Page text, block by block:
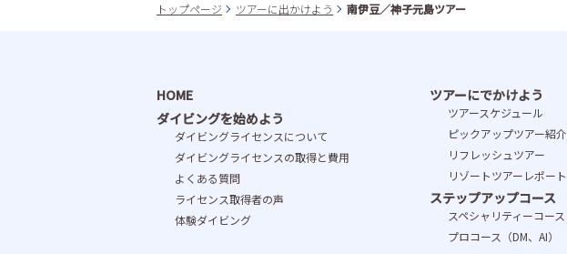
トップページ ツアーに出かけよう 南伊豆／神子元島ツアー
HOME
ダイビングを始めよう
ダイビングライセンスについて
ダイビングライセンスの取得と費⽤
よくある質問
ライセンス取得者の声
体験ダイビング
ツアーにでかけよう
ツアースケジュール
ピックアップツアー紹介
リフレッシュツアー
リゾートツアーレポート
ステップアップコース
スペシャリティーコース
プロコース（DM、AI）